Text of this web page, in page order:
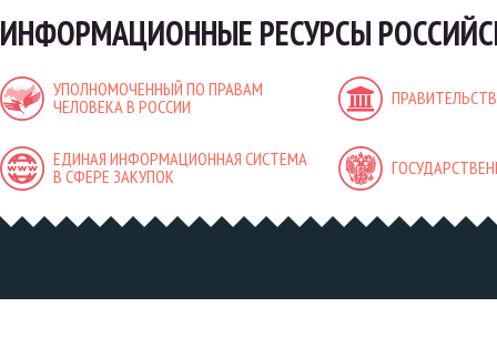
ИНФОРМАЦИОННЫЕ РЕСУРСЫ
УПОЛНОМОЧЕННЫЙ ПО ПРАВАМ
ЧЕЛОВЕКА В РОССИИ
ЕДИНАЯ ИНФОРМАЦИОННАЯ СИСТЕМА
В СФЕРЕ ЗАКУПОК